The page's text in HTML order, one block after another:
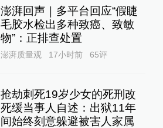
澎湃回声｜多平台回应“假睫
毛胶水检出多种致癌、致敏
物”：正排查处置
澎湃质量观 17小时前 65评
抢劫刺死19岁少女的死刑改
死缓当事人自述：出狱11年
间始终刻意躲避被害人家属